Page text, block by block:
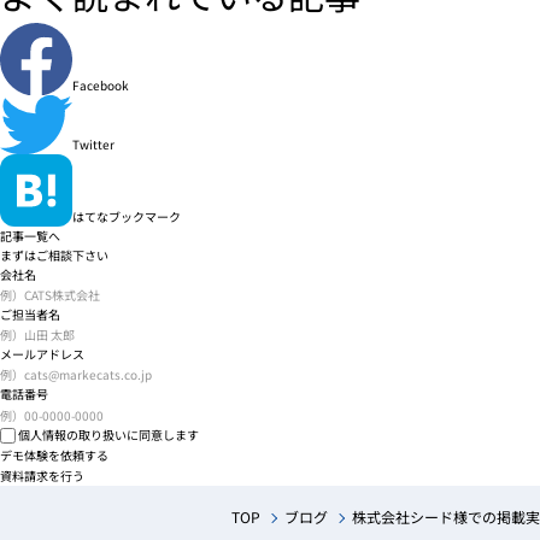
Facebook
Twitter
はてなブックマーク
記事一覧へ
まずはご相談下さい
会社名
ご担当者名
メールアドレス
電話番号
個人情報の取り扱いに同意します
デモ体験を依頼する
資料請求を行う
TOP ブログ 株式会社シード様での掲載